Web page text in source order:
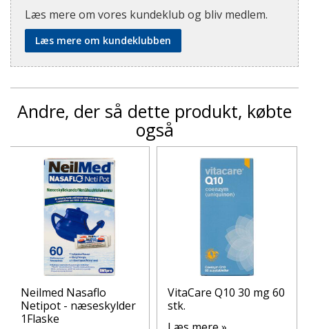
Læs mere om vores kundeklub og bliv medlem.
Læs mere om kundeklubben
Andre, der så dette produkt, købte
også
Neilmed Nasaflo
Netipot - næseskylder
1Flaske
VitaCare Q10 30 mg 60
stk.